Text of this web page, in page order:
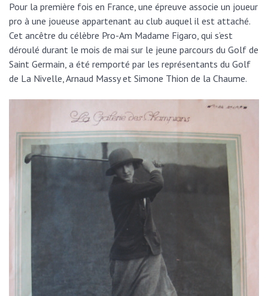
Pour la première fois en France, une épreuve associe un joueur
pro à une joueuse appartenant au club auquel il est attaché.
Cet ancêtre du célèbre Pro-Am Madame Figaro, qui s’est
déroulé durant le mois de mai sur le jeune parcours du Golf de
Saint Germain, a été remporté par les représentants du Golf
de La Nivelle, Arnaud Massy et Simone Thion de la Chaume.